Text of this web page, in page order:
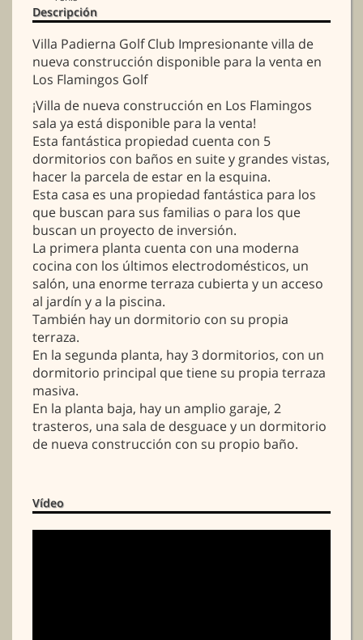
Descripción
Villa Padierna Golf Club Impresionante villa de
nueva construcción disponible para la venta en
Los Flamingos Golf
¡Villa de nueva construcción en Los Flamingos
sala ya está disponible para la venta!
Esta fantástica propiedad cuenta con 5
dormitorios con baños en suite y grandes vistas,
hacer la parcela de estar en la esquina.
Esta casa es una propiedad fantástica para los
que buscan para sus familias o para los que
buscan un proyecto de inversión.
La primera planta cuenta con una moderna
cocina con los últimos electrodomésticos, un
salón, una enorme terraza cubierta y un acceso
al jardín y a la piscina.
También hay un dormitorio con su propia
terraza.
En la segunda planta, hay 3 dormitorios, con un
dormitorio principal que tiene su propia terraza
masiva.
En la planta baja, hay un amplio garaje, 2
trasteros, una sala de desguace y un dormitorio
de nueva construcción con su propio baño.
Vídeo